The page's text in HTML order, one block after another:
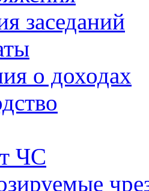
заседаний
о доходах
ЧС